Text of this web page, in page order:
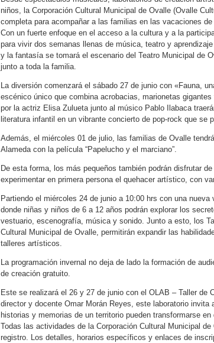
niños, la Corporación Cultural Municipal de Ovalle (Ovalle
completa para acompañar a las familias en las vacaciones de
Con un fuerte enfoque en el acceso a la cultura y a la
para vivir dos semanas llenas de música, teatro y
y la fantasía se tomará el escenario del Teatro Municipal de
junto a toda la familia.
La diversión comenzará el sábado 27 de junio con «Fauna,
escénico único que combina acrobacias, marionetas
por la actriz Elisa Zulueta junto al músico Pablo Ilabaca
literatura infantil en un vibrante concierto de pop-rock que se
Además, el miércoles 01 de julio, las familias de Ovalle
Alameda con la película “Papelucho y el marciano”.
De esta forma, los más pequeños también podrán disfrutar
experimentar en primera persona el quehacer artístico, con
Partiendo el miércoles 24 de junio a 10:00 hrs con una
donde niñas y niños de 6 a 12 años podrán explorar los
vestuario, escenografía, música y sonido. Junto a esto, los
Cultural Municipal de Ovalle, permitirán expandir las
talleres artísticos.
La programación invernal no deja de lado la formación de
de creación gratuito.
Este se realizará el 26 y 27 de junio con el OLAB – Taller de
director y docente Omar Morán Reyes, este laboratorio
historias y memorias de un territorio pueden transformarse
Todas las actividades de la Corporación Cultural Municipal
registro. Los detalles, horarios específicos y enlaces de